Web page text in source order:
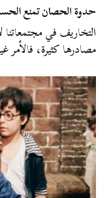
حدوة الحصان تمنع
التخاريف في
مصادرها كثيرة، فالأمر